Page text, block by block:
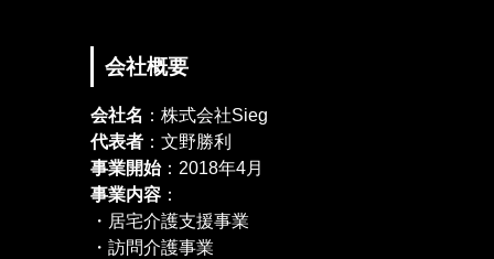
会社概要
会社名 ：株式会社Sieg
代表者 ：文野勝利
事業開始：2018年4月
事業内容 ：
・居宅介護支援事業
・訪問介護事業